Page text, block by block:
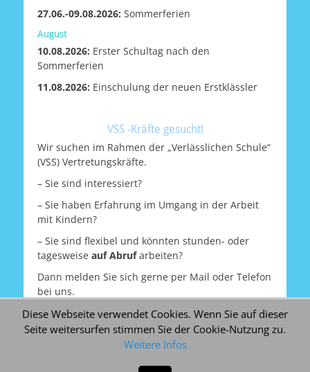
27.06.-09.08.2026: Sommerferien
August
10.08.2026: Erster Schultag nach den
Sommerferien
11.08.2026: Einschulung der neuen Erstklässler
VSS -Kräfte gesucht!
Wir suchen im Rahmen der „Verlässlichen Schule“
(VSS) Vertretungskräfte.
– Sie sind interessiert?
– Sie haben Erfahrung im Umgang in der Arbeit
mit Kindern?
– Sie sind flexibel und könnten stunden- oder
tagesweise auf Abrufarbeiten?
Dann melden Sie sich gerne per Mail oder Telefon
bei uns.
Fon: 0561 7873760 Fax: 0561 787883760
E-Mail:poststelle7121@schule.hessen.de
Diese Webseite verwendet Cookies. Wenn Sie auf dieser
Seite weitersurfen stimmen Sie der Cookie-Nutzung zu.
Weitere Infos